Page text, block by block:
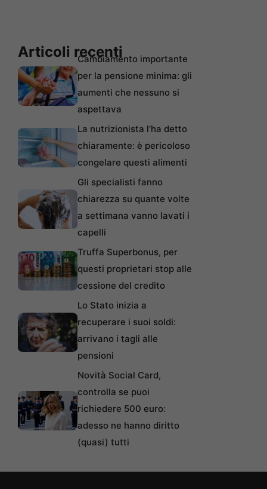
Articoli recentiCambiamento importante
per la pensione minima: gli
aumenti che nessuno si
aspettava
La nutrizionista l’ha detto
chiaramente: è pericoloso
congelare questi alimenti
Gli specialisti fanno
chiarezza su quante volte
a settimana vanno lavati i
capelli
Truffa Superbonus, per
questi proprietari stop alle
cessione del credito
Lo Stato inizia a
recuperare i suoi soldi:
arrivano i tagli alle
pensioni
Novità Social Card,
controlla se puoi
richiedere 500 euro:
adesso ne hanno diritto
(quasi) tutti